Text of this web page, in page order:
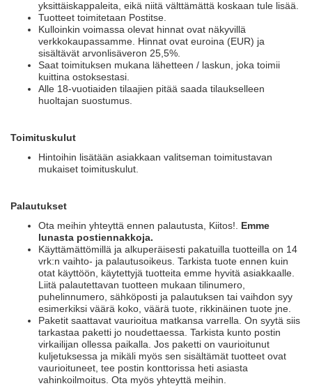
yksittäiskappaleita, eikä niitä välttämättä koskaan tule lisää.
Tuotteet toimitetaan Postitse.
Kulloinkin voimassa olevat hinnat ovat näkyvillä
verkkokaupassamme. Hinnat ovat euroina (EUR) ja
sisältävät arvonlisäveron 25,5%.
Saat toimituksen mukana lähetteen / laskun, joka toimii
kuittina ostoksestasi.
Alle 18-vuotiaiden tilaajien pitää saada tilaukselleen
huoltajan suostumus.
Toimituskulut
Hintoihin lisätään asiakkaan valitseman toimitustavan
mukaiset toimituskulut.
Palautukset
Ota meihin yhteyttä ennen palautusta, Kiitos!. Emme
lunasta postiennakkoja.
Käyttämättömillä ja alkuperäisesti pakatuilla tuotteilla on 14
vrk:n vaihto- ja palautusoikeus. Tarkista tuote ennen kuin
otat käyttöön, käytettyjä tuotteita emme hyvitä asiakkaalle.
Liitä palautettavan tuotteen mukaan tilinumero,
puhelinnumero, sähköposti ja palautuksen tai vaihdon syy
esimerkiksi väärä koko, väärä tuote, rikkinäinen tuote jne.
Paketit saattavat vaurioitua matkansa varrella. On syytä siis
tarkastaa paketti jo noudettaessa. Tarkista kunto postin
virkailijan ollessa paikalla. Jos paketti on vaurioitunut
kuljetuksessa ja mikäli myös sen sisältämät tuotteet ovat
vaurioituneet, tee postin konttorissa heti asiasta
vahinkoilmoitus. Ota myös yhteyttä meihin.